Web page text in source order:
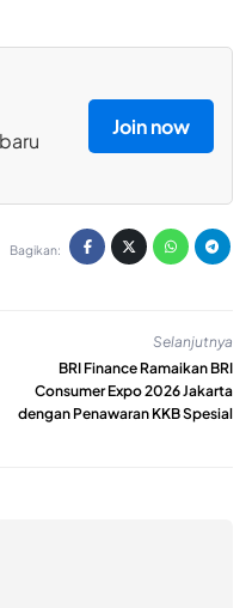
Join now
Bagikan:
Selanjutnya
BRI Finance Ramaikan BRI
Consumer Expo 2026 Jakarta
dengan Penawaran KKB Spesial